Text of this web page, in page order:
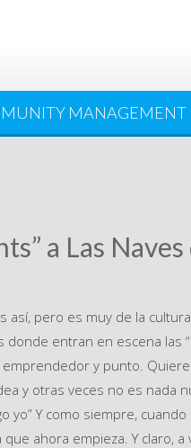
MANAGEMENT
a Las
así, pero es muy de la
entran en escena las
y punto.
y otras veces no es nada
yo” Y como siempre,
ahora empieza. Y claro,